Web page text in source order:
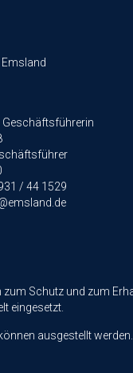
Geschäftsführerin
/ 44 1529
zum Schutz und zum
eingesetzt.
ausgestellt werden.